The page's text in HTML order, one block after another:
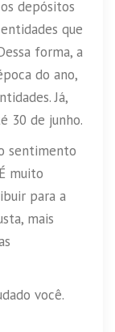
depósitos
que
forma, a
do ano,
Já,
30 de junho.
sentimento
muito
para a
mais
você.